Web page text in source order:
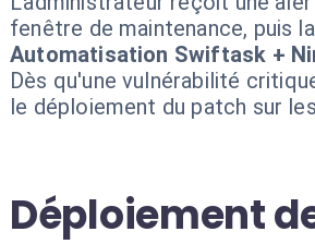
fenêtre de maintenance, puis
Automatisation Swiftask +
Dès qu'une vulnérabilité
le déploiement du patch sur
Déploiement